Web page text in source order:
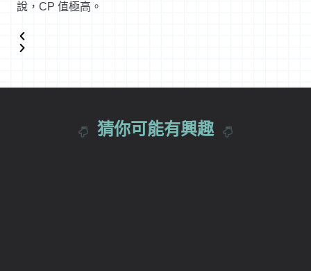
說，CP 值極高。
猜你可能有興趣